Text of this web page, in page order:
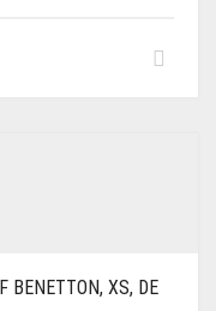
BENETTON, XS, DE